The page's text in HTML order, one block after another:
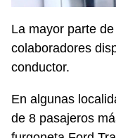
La mayor parte
colaboradores
conductor.
En algunas
de 8 pasajeros